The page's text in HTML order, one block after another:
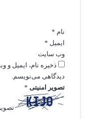
نام *
ایمیل *
وب‌ سایت
ذخیره نام، ایمیل و
دیدگاهی می‌نویسم.
تصویر امنیتی *